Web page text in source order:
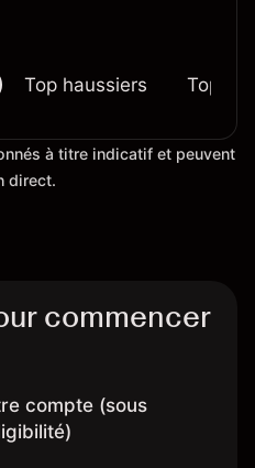
Top haussiers Top
à titre indicatif et peuvent
direct.
commencer
compte (sous